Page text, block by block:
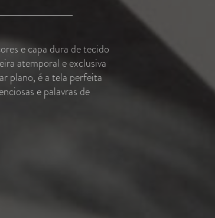
e capa dura de tecido
atemporal e exclusiva
plano, é a tela perfeita
e palavras de